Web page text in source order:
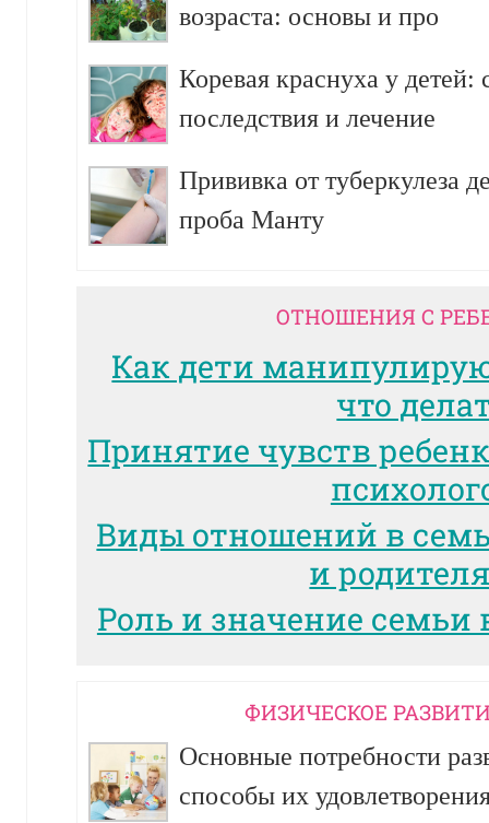
возраста: основы и про
Коревая краснуха у
последствия и лечение
Прививка от туберкулеза
проба Манту
ОТНОШЕНИЯ С
Как дети
что
Принятие чувств
Виды отношений в
и
Роль и значение семьи
ФИЗИЧЕСКОЕ
Основные потребности
способы их